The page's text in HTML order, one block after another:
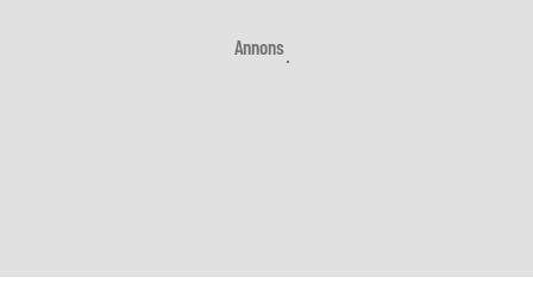
Annons